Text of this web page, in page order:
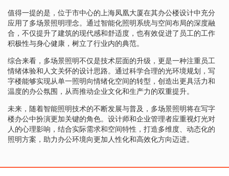
值得一提的是，位于市中心的上海凤凰大厦在其办公楼设计中充分
应用了多场景照明理念。通过智能化照明系统与空间布局的深度融
合，不仅提升了建筑的现代感和舒适度，也有效促进了员工的工作
积极性与身心健康，树立了行业内的典范。
综合来看，多场景照明不仅是技术层面的升级，更是一种注重员工
情绪体验和人文关怀的设计思路。通过科学合理的光环境规划，写
字楼能够实现从单一照明向情绪化空间的转型，创造出更具活力和
温度的办公氛围，从而推动企业文化和生产力的双重提升。
未来，随着智能照明技术的不断发展与普及，多场景照明将在写字
楼办公中扮演更加关键的角色。设计师和企业管理者应重视灯光对
人的心理影响，结合实际需求和空间特性，打造多维度、动态化的
照明方案，助力办公环境向更加人性化和高效化方向迈进。